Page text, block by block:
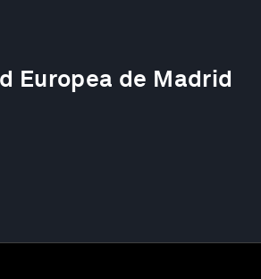
Europea de Madrid